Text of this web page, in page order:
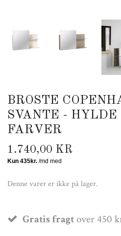
BROSTE
SVANTE - HYLDE
FARVER
1.740,00 KR
Denne varer er ikke på lager.
Gratis fragtover 450